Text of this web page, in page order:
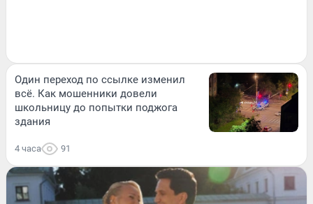
Один переход по ссылке изменил
всё. Как мошенники довели
школьницу до попытки поджога
здания
4 часа 91